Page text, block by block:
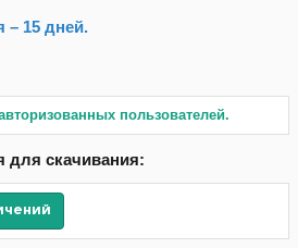
– 15 дней.
пользователей.
скачивания: